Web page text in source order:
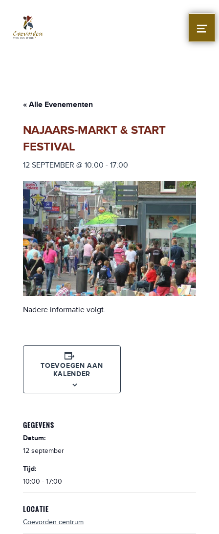
Stad Coevorden
STAD VAN STRIJD
« Alle Evenementen
NAJAARS-MARKT & START
FESTIVAL
12 SEPTEMBER @ 10:00 - 17:00
Nadere informatie volgt.
TOEVOEGEN AAN
KALENDER
GEGEVENS
Datum:
12 september
Tijd:
10:00 - 17:00
LOCATIE
Coevorden centrum